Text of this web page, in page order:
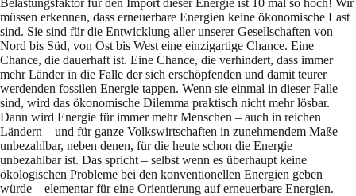
Belastungsfaktor für den Import dieser Energie ist 10 mal so hoch! Wir
müssen erkennen, dass erneuerbare Energien keine ökonomische Last
sind. Sie sind für die Entwicklung aller unserer Gesellschaften von
Nord bis Süd, von Ost bis West eine einzigartige Chance. Eine
Chance, die dauerhaft ist. Eine Chance, die verhindert, dass immer
mehr Länder in die Falle der sich erschöpfenden und damit teurer
werdenden fossilen Energie tappen. Wenn sie einmal in dieser Falle
sind, wird das ökonomische Dilemma praktisch nicht mehr lösbar.
Dann wird Energie für immer mehr Menschen – auch in reichen
Ländern – und für ganze Volkswirtschaften in zunehmendem Maße
unbezahlbar, neben denen, für die heute schon die Energie
unbezahlbar ist. Das spricht – selbst wenn es überhaupt keine
ökologischen Probleme bei den konventionellen Energien geben
würde – elementar für eine Orientierung auf erneuerbare Energien.